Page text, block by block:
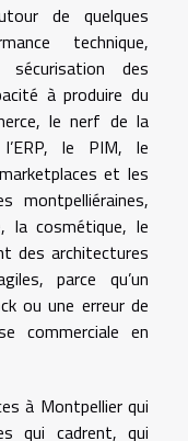
de quelques
technique,
sécurisation des
à produire du
le nerf de la
le PIM, le
et les
montpelliéraines,
la cosmétique, le
des architectures
parce qu’un
ou une erreur de
commerciale en
à Montpellier qui
qui cadrent, qui